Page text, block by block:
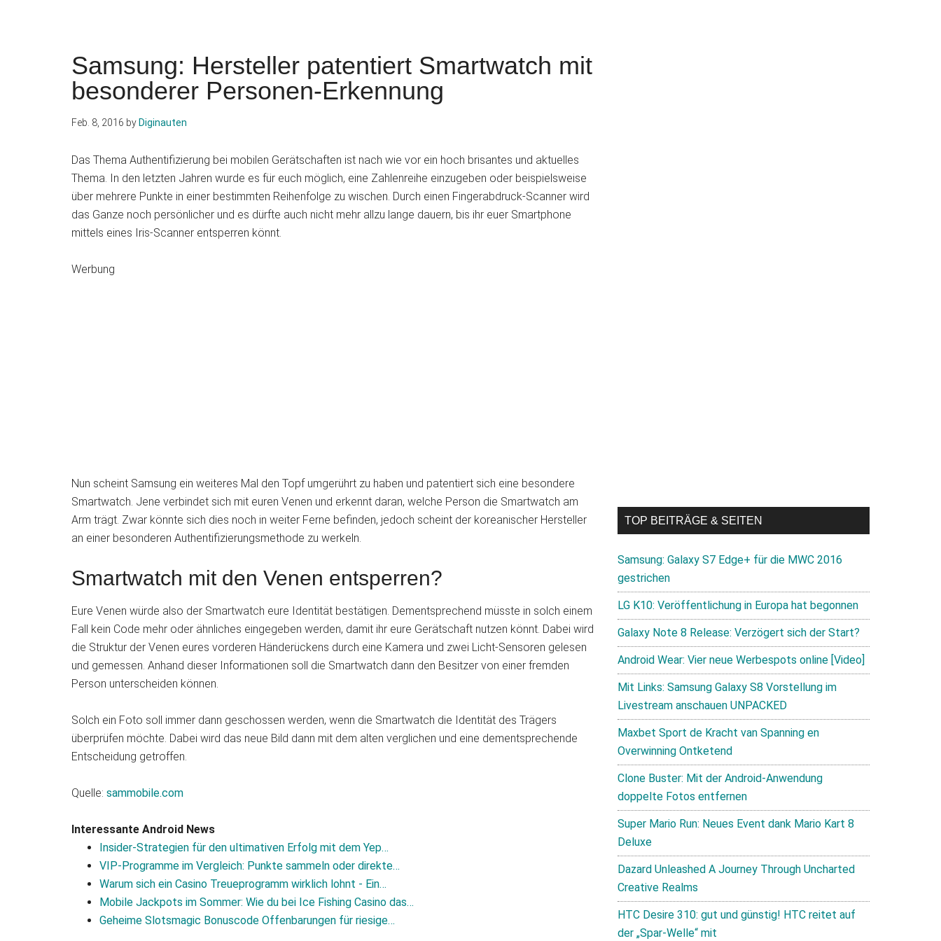
Samsung: Hersteller patentiert Smartwatch mit
besonderer Personen-Erkennung
Feb. 8, 2016 by Diginauten
Das Thema Authentifizierung bei mobilen Gerätschaften ist nach wie vor ein hoch brisantes und aktuelles
Thema. In den letzten Jahren wurde es für euch möglich, eine Zahlenreihe einzugeben oder beispielsweise
über mehrere Punkte in einer bestimmten Reihenfolge zu wischen. Durch einen Fingerabdruck-Scanner wird
das Ganze noch persönlicher und es dürfte auch nicht mehr allzu lange dauern, bis ihr euer Smartphone
mittels eines Iris-Scanner entsperren könnt.
Werbung
Nun scheint Samsung ein weiteres Mal den Topf umgerührt zu haben und patentiert sich eine besondere
Smartwatch. Jene verbindet sich mit euren Venen und erkennt daran, welche Person die Smartwatch am
Arm trägt. Zwar könnte sich dies noch in weiter Ferne befinden, jedoch scheint der koreanischer Hersteller
an einer besonderen Authentifizierungsmethode zu werkeln.
Smartwatch mit den Venen entsperren?
Eure Venen würde also der Smartwatch eure Identität bestätigen. Dementsprechend müsste in solch einem
Fall kein Code mehr oder ähnliches eingegeben werden, damit ihr eure Gerätschaft nutzen könnt. Dabei wird
die Struktur der Venen eures vorderen Händerückens durch eine Kamera und zwei Licht-Sensoren gelesen
und gemessen. Anhand dieser Informationen soll die Smartwatch dann den Besitzer von einer fremden
Person unterscheiden können.
Solch ein Foto soll immer dann geschossen werden, wenn die Smartwatch die Identität des Trägers
überprüfen möchte. Dabei wird das neue Bild dann mit dem alten verglichen und eine dementsprechende
Entscheidung getroffen.
Quelle: sammobile.com
Interessante Android News
Insider‑Strategien für den ultimativen Erfolg mit dem Yep…
VIP-Programme im Vergleich: Punkte sammeln oder direkte…
Warum sich ein Casino Treueprogramm wirklich lohnt - Ein…
Mobile Jackpots im Sommer: Wie du bei Ice Fishing Casino das…
Geheime Slotsmagic Bonuscode Offenbarungen für riesige…
TOP BEITRÄGE & SEITEN
Samsung: Galaxy S7 Edge+ für die MWC 2016
gestrichen
LG K10: Veröffentlichung in Europa hat begonnen
Galaxy Note 8 Release: Verzögert sich der Start?
Android Wear: Vier neue Werbespots online [Video]
Mit Links: Samsung Galaxy S8 Vorstellung im
Livestream anschauen UNPACKED
Maxbet Sport de Kracht van Spanning en
Overwinning Ontketend
Clone Buster: Mit der Android-Anwendung
doppelte Fotos entfernen
Super Mario Run: Neues Event dank Mario Kart 8
Deluxe
Dazard Unleashed A Journey Through Uncharted
Creative Realms
HTC Desire 310: gut und günstig! HTC reitet auf
der „Spar-Welle“ mit